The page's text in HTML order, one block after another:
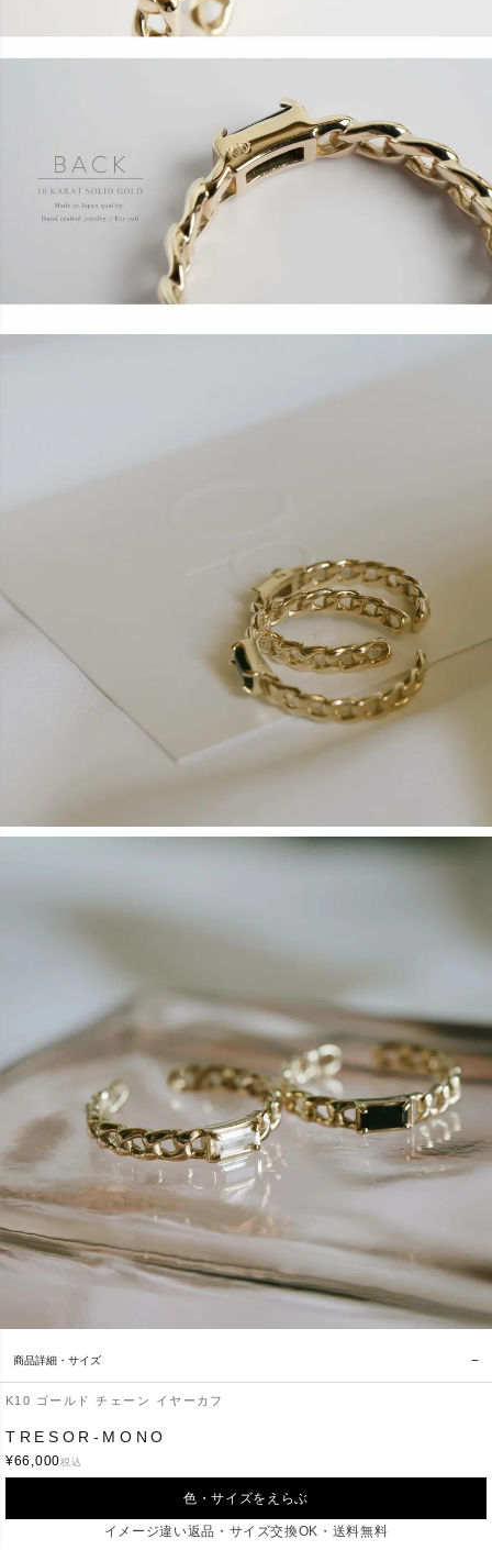
K10 ゴールド チェーン イヤーカフ
TRESOR-MONO
¥66,000税込
色・サイズをえらぶ
イメージ違い返品・サイズ交換OK・送料無料
商品詳細・サイズ
素材 K10 イエローゴールド
石
アーム幅：約2.9mm
アーム厚み：約1.4mm